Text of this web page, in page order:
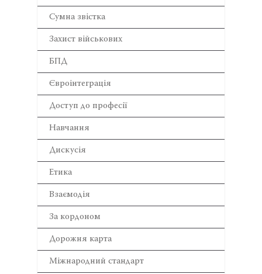
Сумна звістка
Захист військових
БПД
Євроінтеграція
Доступ до професії
Навчання
Дискусія
Етика
Взаємодія
За кордоном
Дорожня карта
Міжнародний стандарт